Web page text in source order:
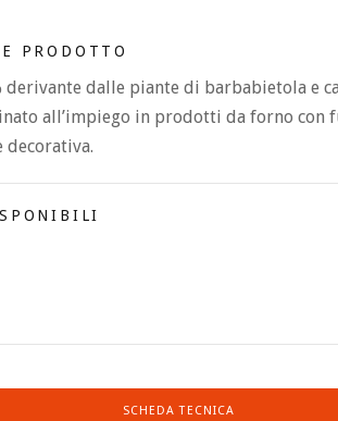
PRODOTTO
derivante dalle piante di barbabietola e
all’impiego in prodotti da forno con
SCHEDA TECNICA